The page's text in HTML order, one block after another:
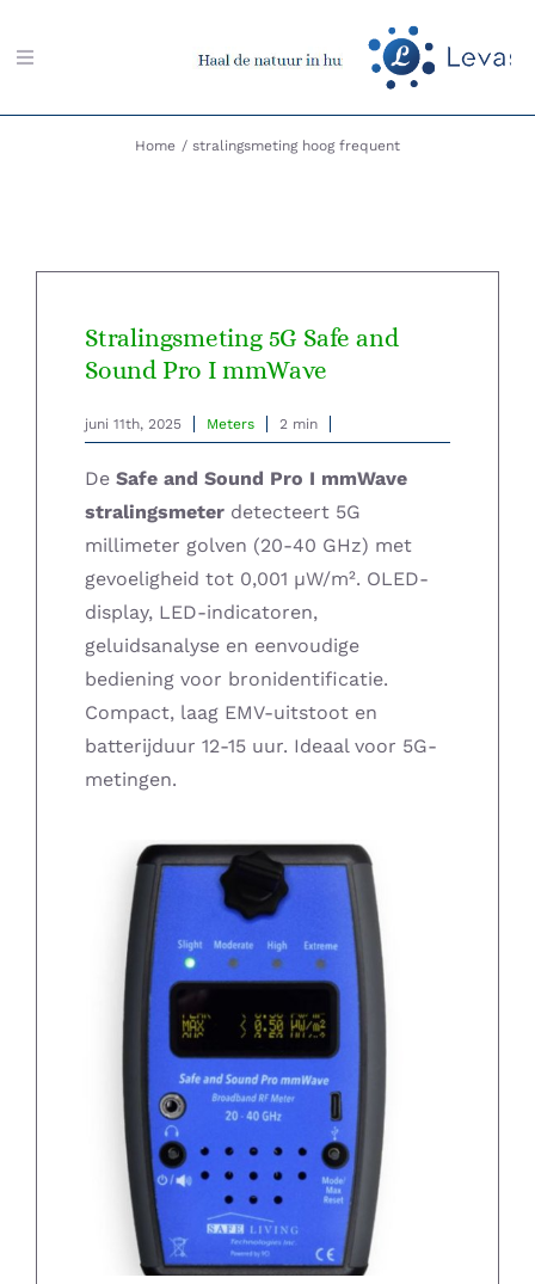
naar
Toggle
Memon-shop
Meter-shop
Radiësthesie-shop
Supplementen shop
Straling:
Onderwerpen:
Ziekteverzuim in bedrijven
Winkelwagen
Contactformulier
Zirbeldrüse detox
Home – Deutsch
Home stralingsmeting hoog frequent
Stralingsmeting 5G Safe and
Sound Pro I mmWave
juni 11th, 2025 Meters 2 min
De Safe and Sound Pro I mmWave
stralingsmeterdetecteert 5G
millimeter golven (20-40 GHz) met
gevoeligheid tot 0,001 µW/m². OLED-
display, LED-indicatoren,
geluidsanalyse en eenvoudige
bediening voor bronidentificatie.
Compact, laag EMV-uitstoot en
batterijduur 12-15 uur. Ideaal voor 5G-
metingen.